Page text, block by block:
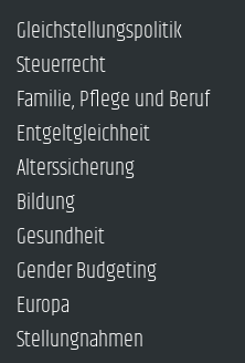
Gleichstellungspolitik
Steuerrecht
Familie, Pflege und Beruf
Entgeltgleichheit
Alterssicherung
Bildung
Gesundheit
Gender Budgeting
Europa
Stellungnahmen